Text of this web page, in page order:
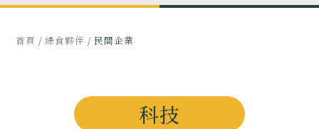
首頁 /綠食夥伴 / 民間企業
科技